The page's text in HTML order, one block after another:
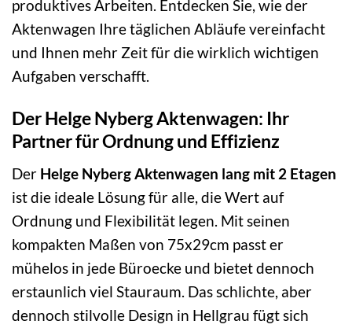
produktives Arbeiten. Entdecken Sie, wie der
Aktenwagen Ihre täglichen Abläufe vereinfacht
und Ihnen mehr Zeit für die wirklich wichtigen
Aufgaben verschafft.
Der Helge Nyberg Aktenwagen: Ihr
Partner für Ordnung und Effizienz
Der Helge Nyberg Aktenwagen lang mit 2 Etagen
ist die ideale Lösung für alle, die Wert auf
Ordnung und Flexibilität legen. Mit seinen
kompakten Maßen von 75x29cm passt er
mühelos in jede Büroecke und bietet dennoch
erstaunlich viel Stauraum. Das schlichte, aber
dennoch stilvolle Design in Hellgrau fügt sich